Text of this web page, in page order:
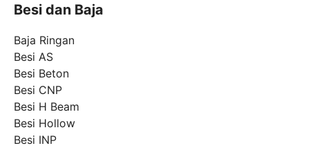
Besi dan Baja
Baja Ringan
Besi AS
Besi Beton
Besi CNP
Besi H Beam
Besi Hollow
Besi INP